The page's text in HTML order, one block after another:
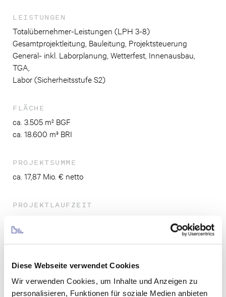
Diese Webseite verwendet Cookies
Wir verwenden Cookies, um Inhalte und Anzeigen zu
personalisieren, Funktionen für soziale Medien anbieten
LEISTUNGEN
Totalübernehmer-Leistungen (LPH 3-8)
Gesamtprojektleitung, Bauleitung, Projektsteuerung
General- inkl. Laborplanung, Wetterfest, Innenausbau,
TGA,
Labor (Sicherheitsstufe S2)
FLÄCHE
ca. 3.505 m² BGF
ca. 18.600 m³ BRI
PROJEKTSUMME
ca. 17,87 Mio. € netto
PROJEKTLAUFZEIT
Bauabschnitt 2: August 2022 - Oktober 2023
Bauabschnitt 2: Januar 2023 - Oktober 2023